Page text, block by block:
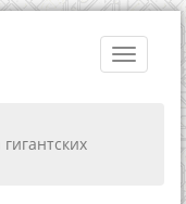
Toggle